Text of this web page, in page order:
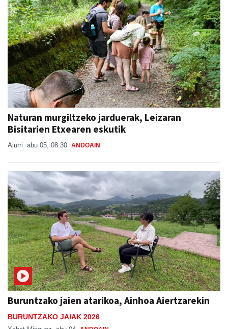
Naturan murgiltzeko jarduerak, Leizaran
Bisitarien Etxearen eskutik
Aiurri abu 05, 08:30 ANDOAIN
Buruntzako jaien atarikoa, Ainhoa Aiertzarekin
BURUNTZAKO JAIAK 2026